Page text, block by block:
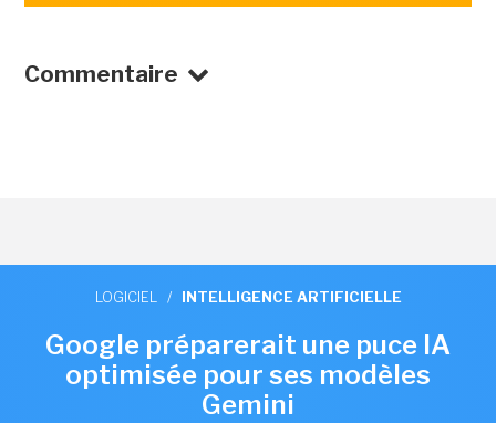
Commentaire
LOGICIEL / INTELLIGENCE ARTIFICIELLE
Google préparerait une puce IA
optimisée pour ses modèles
Gemini